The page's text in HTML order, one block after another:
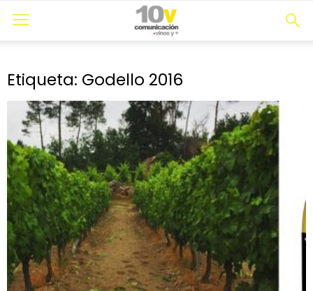
Etiqueta: Godello 2016